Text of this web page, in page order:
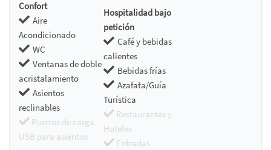
Confort
Aire
Acondicionado
WC
Ventanas de doble
acristalamiento
Asientos
reclinables
Puertos de carga
USB para asientos
Hospitalidad bajo
petición
Café y bebidas
calientes
Bebidas frías
Azafata/Guía
Turística
Restaurantes y
Hoteles
Entradas